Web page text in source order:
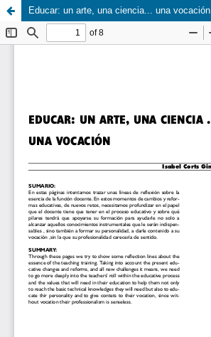
Educar: un arte, una ciencia... una vocación